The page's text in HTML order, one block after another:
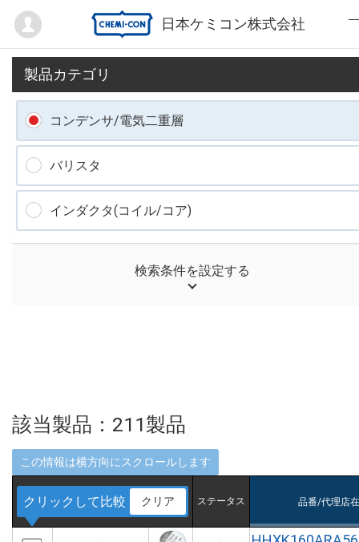
日本ケミコン株式会社
Mypage
該当製品： 211製品
クリックして比較 クリア ステータス 品番/代理店
製品カテゴリ
コンデンサ/電気二重層
バリスタ
インダクタ(コイル/コア)
検索条件